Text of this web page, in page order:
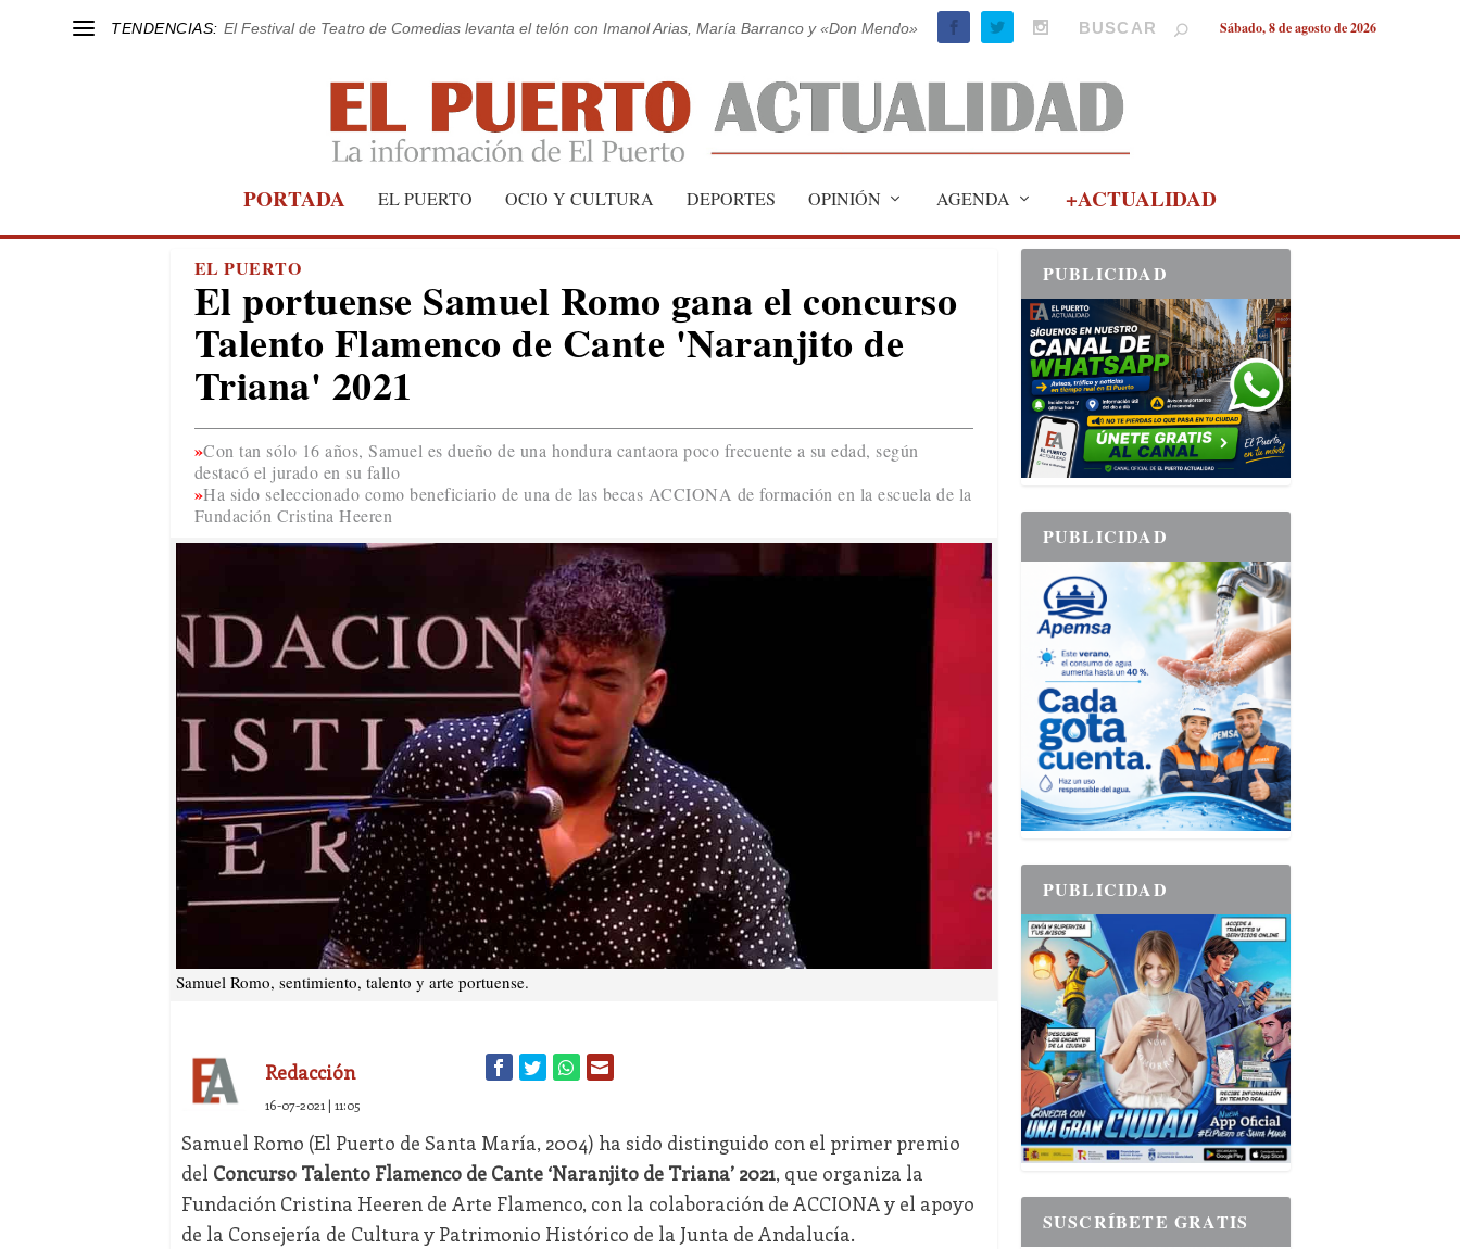
TENDENCIAS: El Festival de Teatro de Comedias levanta el telón con Imanol Arias, María Barranco y «Don Mendo» Sábado, 8 de agosto de 2026
PORTADA EL PUERTO OCIO Y CULTURA DEPORTES OPINIÓN AGENDA +ACTUALIDAD
EL PUERTO
El portuense Samuel Romo gana el concurso
Talento Flamenco de Cante 'Naranjito de
Triana' 2021
Con tan sólo 16 años, Samuel es dueño de una hondura cantaora poco frecuente a su edad, según
destacó el jurado en su fallo
Ha sido seleccionado como beneficiario de una de las becas ACCIONA de formación en la escuela de la
Fundación Cristina Heeren
Samuel Romo, sentimiento, talento y arte portuense.
Redacción
16-07-2021 | 11:05
Samuel Romo (El Puerto de Santa María, 2004) ha sido distinguido con el primer premio
del Concurso Talento Flamenco de Cante ‘Naranjito de Triana’ 2021, que organiza la
Fundación Cristina Heeren de Arte Flamenco, con la colaboración de ACCIONA y el apoyo
de la Consejería de Cultura y Patrimonio Histórico de la Junta de Andalucía.
PUBLICIDAD
PUBLICIDAD
PUBLICIDAD
SUSCRÍBETE GRATIS